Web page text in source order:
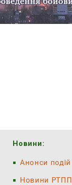
Новини:
Анонси подій
Новини РТПП